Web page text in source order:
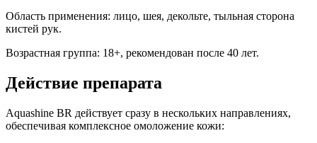
Область применения: лицо, шея, декольте, тыльная сторона
кистей рук.
Возрастная группа: 18+, рекомендован после 40 лет.
Действие препарата
Aquashine BR действует сразу в нескольких направлениях,
обеспечивая комплексное омоложение кожи: